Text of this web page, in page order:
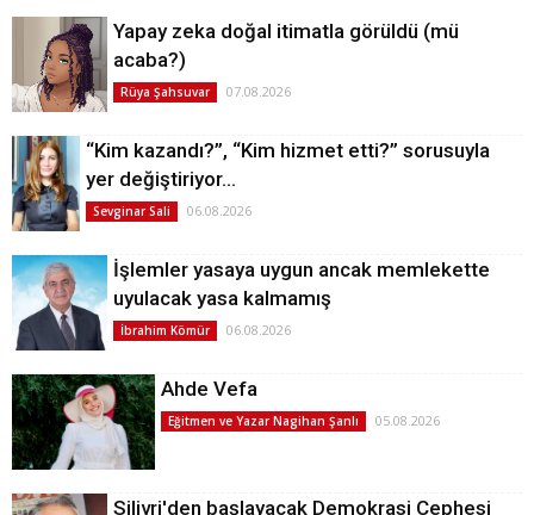
Yapay zeka doğal itimatla görüldü (mü
acaba?)
Rüya Şahsuvar 07.08.2026
“Kim kazandı?”, “Kim hizmet etti?” sorusuyla
yer değiştiriyor…
Sevginar Sali 06.08.2026
İşlemler yasaya uygun ancak memlekette
uyulacak yasa kalmamış
İbrahim Kömür 06.08.2026
Ahde Vefa
Eğitmen ve Yazar Nagihan Şanlı 05.08.2026
Silivri'den başlayacak Demokrasi Cephesi